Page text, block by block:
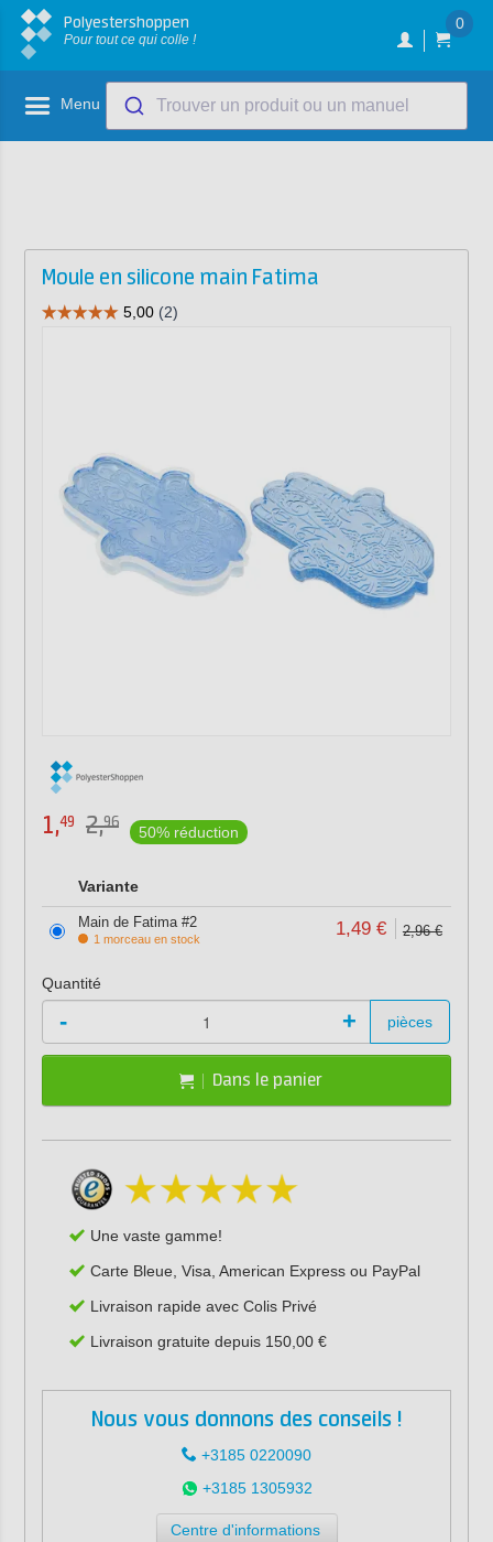
Polyestershoppen
Pour tout ce qui colle !
0
Menu Trouver un produit ou un manuel
Moule en silicone main Fatima
1,49 2,96
50% réduction
Variante
Main de Fatima #2
1 morceau en stock 1,49 € 2,96 €
Quantité
- + pièces
Dans le panier
Une vaste gamme!
Carte Bleue, Visa, American Express ou PayPal
Livraison rapide avec Colis Privé
Livraison gratuite depuis 150,00 €
Nous vous donnons des conseils !
+3185 0220090
+3185 1305932
Centre d'informations